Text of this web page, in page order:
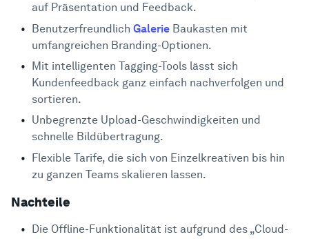
auf Präsentation und Feedback.
Benutzerfreundlich Galerie Baukasten mit
umfangreichen Branding-Optionen.
Mit intelligenten Tagging-Tools lässt sich
Kundenfeedback ganz einfach nachverfolgen und
sortieren.
Unbegrenzte Upload-Geschwindigkeiten und
schnelle Bildübertragung.
Flexible Tarife, die sich von Einzelkreativen bis hin
zu ganzen Teams skalieren lassen.
Nachteile
Die Offline-Funktionalität ist aufgrund des „Cloud-